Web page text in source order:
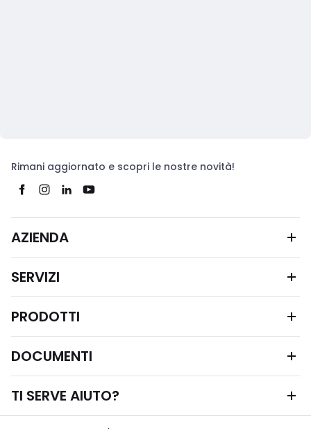
Rimani aggiornato e scopri le nostre novità!
AZIENDA
SERVIZI
PRODOTTI
DOCUMENTI
TI SERVE AIUTO?